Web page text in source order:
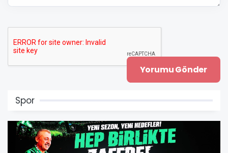
Spor